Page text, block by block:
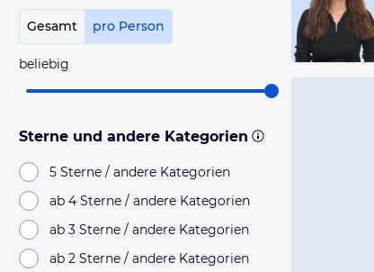
Gesamt pro Person
beliebig
Sterne und andere Kategorien
5 Sterne / andere Kategorien
ab 4 Sterne / andere Kategorien
ab 3 Sterne / andere Kategorien
ab 2 Sterne / andere Kategorien